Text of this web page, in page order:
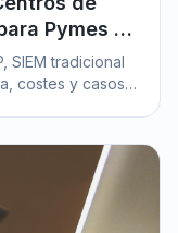
Pymes y
SIEM tradicional
costes y casos